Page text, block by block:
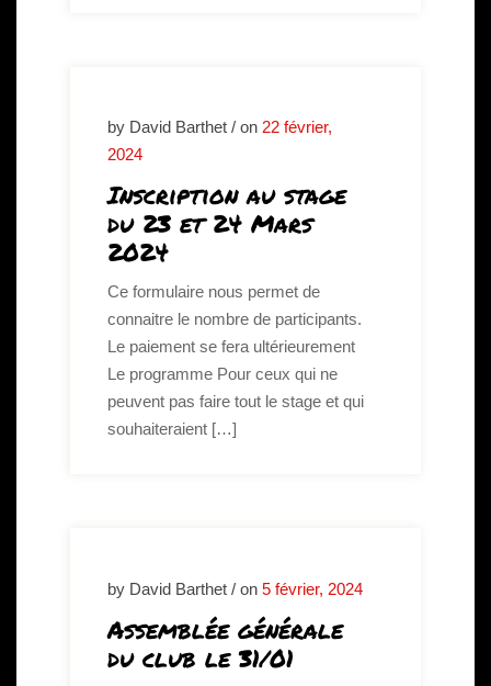
by David Barthet / on 22 février,
2024
Inscription au stage
du 23 et 24 Mars
2024
Ce formulaire nous permet de
connaitre le nombre de participants.
Le paiement se fera ultérieurement
Le programme Pour ceux qui ne
peuvent pas faire tout le stage et qui
souhaiteraient […]
by David Barthet / on 5 février, 2024
Assemblée générale
du club le 31/01